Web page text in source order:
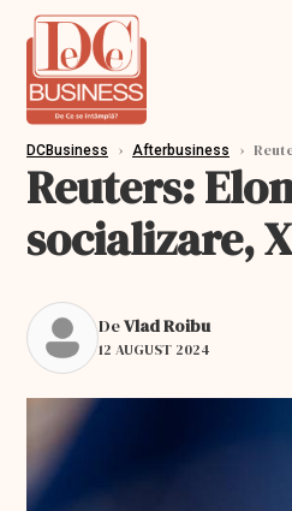
DCBusiness › Afterbusiness ›
Reuters:
socializare, X
DeVlad Roibu
12 AUGUST 2024